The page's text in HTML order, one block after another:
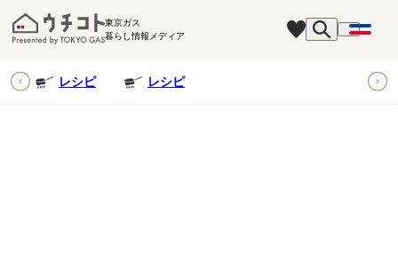
東京ガス
暮らし情報メディア
レシピ レシピ